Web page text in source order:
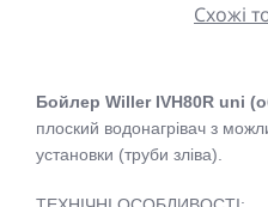
Схожі
Бойлер Willer IVH80R uni
плоский водонагрівач з
установки (труби зліва).